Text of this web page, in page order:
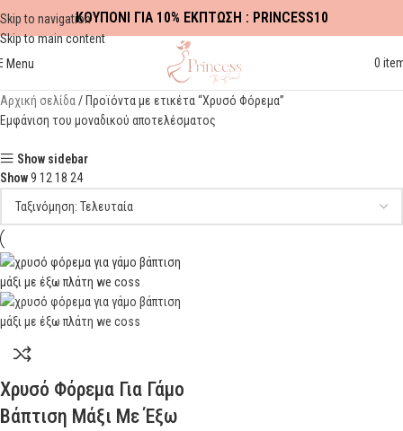
Skip to navigation
Skip to main content
ΚΟΥΠΟΝΙ ΓΙΑ 10% ΕΚΠΤΩΣΗ : PRINCESS10
Menu 0
Αρχική σελίδα
Προϊόντα με ετικέτα “Χρυσό Φόρεμα”
Εμφάνιση του μοναδικού αποτελέσματος
Show sidebar
Show9 12 18 24
Χρυσό Φόρεμα Για Γάμο
Βάπτιση Μάξι Με Έξω